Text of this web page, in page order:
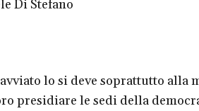
Di Stefano
avviato lo si deve soprattutto alla
presidiare le sedi della